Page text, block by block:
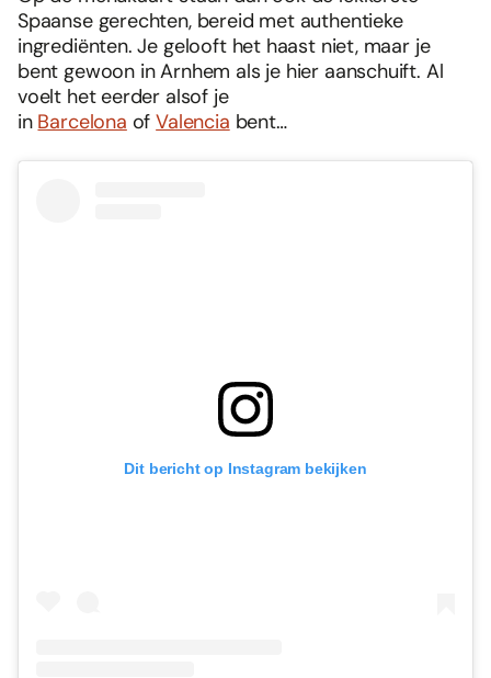
Spaanse gerechten, bereid met authentieke
ingrediënten. Je gelooft het haast niet, maar je
bent gewoon in Arnhem als je hier aanschuift. Al
voelt het eerder alsof je
in Barcelona ofValencia bent…
Dit bericht op Instagram bekijken